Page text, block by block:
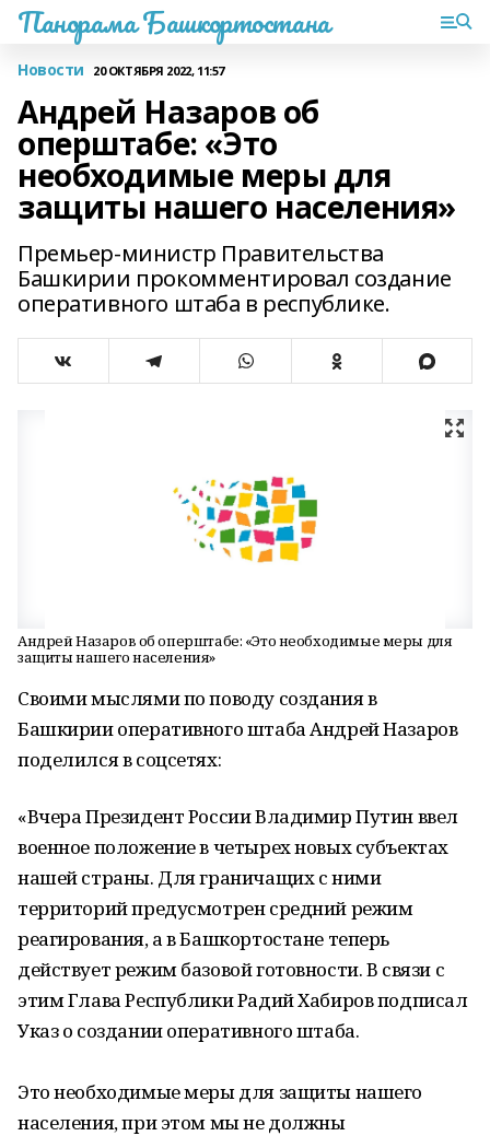
Панорама Башкортостана
Новости 20 ОКТЯБРЯ 2022, 11:57
Андрей Назаров об
оперштабе: «Это
необходимые меры для
защиты нашего населения»
Премьер-министр Правительства
Башкирии прокомментировал создание
оперативного штаба в республике.
Андрей Назаров об оперштабе: «Это необходимые меры для
защиты нашего населения»
Своими мыслями по поводу создания в
Башкирии оперативного штаба Андрей Назаров
поделился в соцсетях:
«Вчера Президент России Владимир Путин ввел
военное положение в четырех новых субъектах
нашей страны. Для граничащих с ними
территорий предусмотрен средний режим
реагирования, а в Башкортостане теперь
действует режим базовой готовности. В связи с
этим Глава Республики Радий Хабиров подписал
Указ о создании оперативного штаба.
Это необходимые меры для защиты нашего
населения, при этом мы не должны